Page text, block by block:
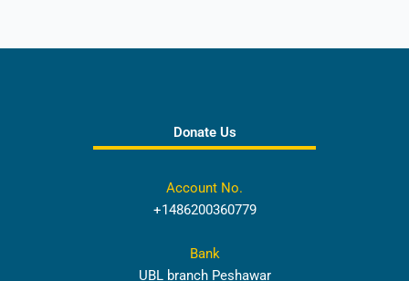
Donate Us
Account No.
+1486200360779
Bank
UBL branch Peshawar